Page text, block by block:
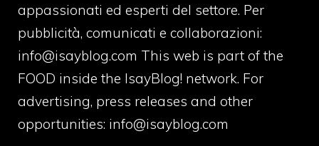
appassionati ed esperti del settore. Per
pubblicità, comunicati e collaborazioni:
info@isayblog.com This web is part of the
FOOD inside the IsayBlog! network. For
advertising, press releases and other
opportunities: info@isayblog.com